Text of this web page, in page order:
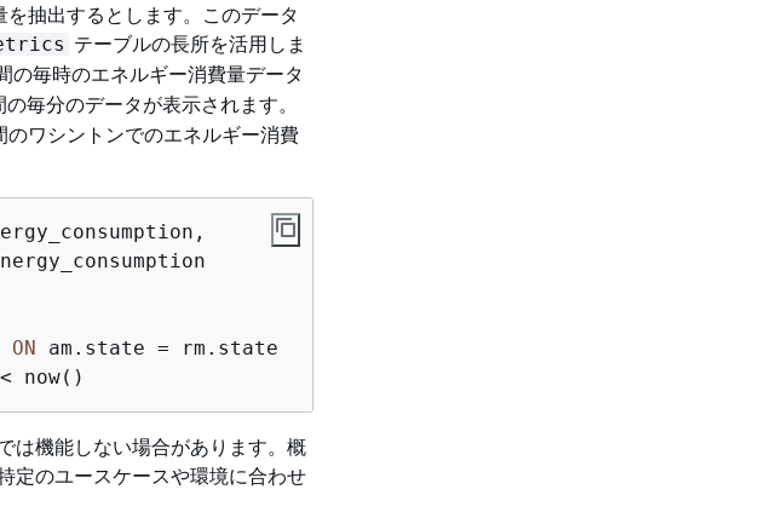
抽出するとします。このデータ
テーブルの長所を活用しま
の毎時のエネルギー消費量データ
毎分のデータが表示されます。
ワシントンでのエネルギー消費
ON am.state =
< now()
は機能しない場合があります。概
定のユースケースや環境に合わせ